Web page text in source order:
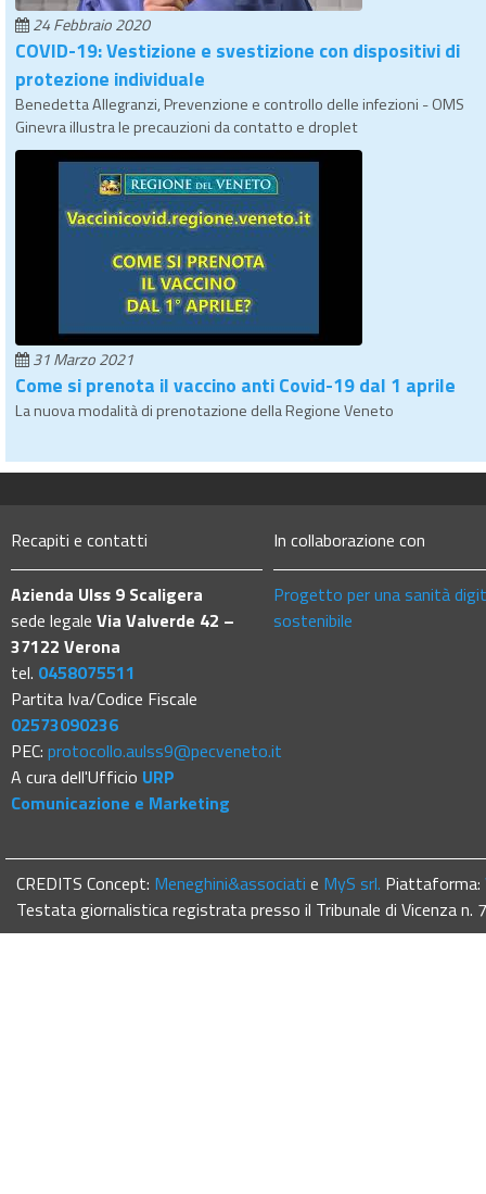
24 Febbraio 2020
COVID-19: Vestizione e svestizione con dispositivi di
protezione individuale
Benedetta Allegranzi, Prevenzione e controllo delle infezioni - OMS
Ginevra illustra le precauzioni da contatto e droplet
31 Marzo 2021
Come si prenota il vaccino anti Covid-19 dal 1 aprile
La nuova modalità di prenotazione della Regione Veneto
Recapiti e contatti
Azienda Ulss 9 Scaligera
sede legale Via Valverde 42 –
37122 Verona
tel. 0458075511
Partita Iva/Codice Fiscale
02573090236
PEC: protocollo.aulss9@pecveneto.it
A cura dell'Ufficio URP
Comunicazione e Marketing
In collaborazione con
Progetto per una sanità
sostenibile
CREDITS Concept: Meneghini&associati e MyS srl. Piattaforma:
Testata giornalistica registrata presso il Tribunale di Vicenza n.